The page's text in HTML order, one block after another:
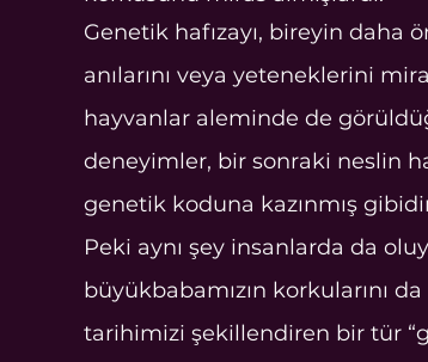
Genetik hafızayı, bireyin
anılarını veya yeteneklerini
hayvanlar aleminde de
deneyimler, bir sonraki neslin
genetik koduna kazınmış
Peki aynı şey insanlarda da
büyükbabamızın korkularını
tarihimizi şekillendiren bir tür